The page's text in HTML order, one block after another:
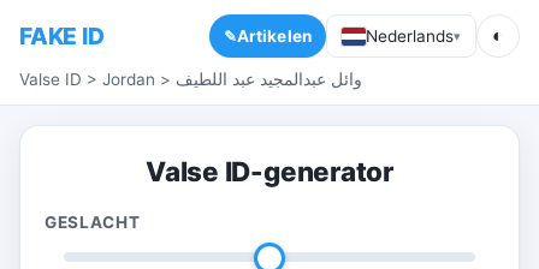
FAKE ID Artikelen Nederlands▾ ◐
Valse ID > Jordan > وائل عبدالمجيد عبد اللطيف
Valse ID-generator
GESLACHT